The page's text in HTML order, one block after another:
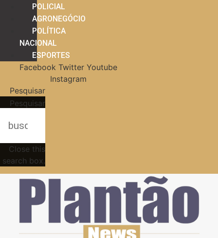
POLICIAL
AGRONEGÓCIO
POLÍTICA
NACIONAL
ESPORTES
Facebook Twitter Youtube
Instagram
Pesquisar
Pesquisar
Close this
search box.